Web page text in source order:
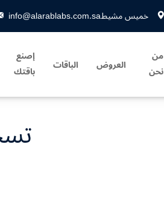
خميس مشيطinfo@alarablabs.com.sa
من
نحن العروض الباقات إصنع
باقتك